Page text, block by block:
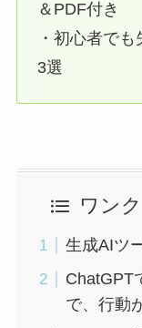
＆PDF付き
・初心者で
3選
ワン
生成AIツ
ChatGPT
で、行動